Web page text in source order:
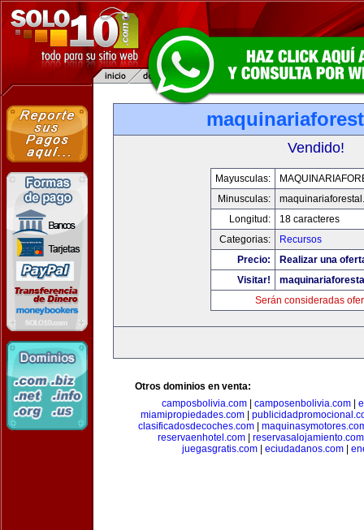
Vendido!
Mayusculas:
Minusculas:
Longitud:
18 caracteres
Categorias:
Recursos
Precio:
Realizar una
Visitar!
Serán consideradas
Otros dominios en venta:
camposbolivia.com| camposenbolivia.com|
miamipropiedades.com
clasificadosdecoches.com
reservaenhotel.com| reservasalojamiento.com
juegasgratis.com
eciudadanos.com